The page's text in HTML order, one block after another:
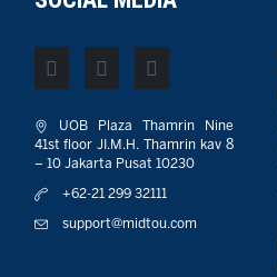
UOB Plaza Thamrin Nine
41st floor JI.M.H. Thamrin kav 8
– 10 Jakarta Pusat 10230
+62-21 299 32111
support@midtou.com